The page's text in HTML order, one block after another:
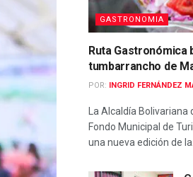
GASTRONOMIA
Ruta Gastronómica
tumbarrancho de
POR: INGRID FERNÁNDEZ
La Alcaldía Bolivariana
Fondo Municipal de
una nueva edición de la...